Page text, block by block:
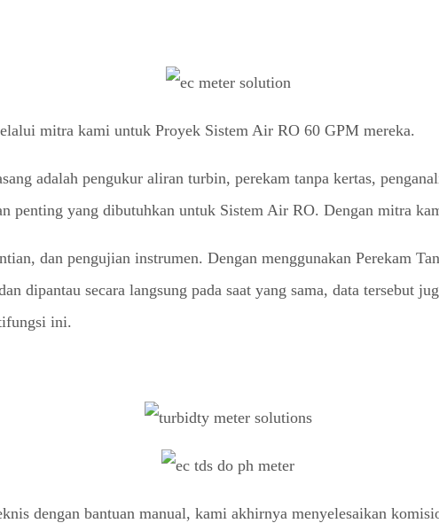
mitra kami untuk Proyek Sistem Air RO 60 GPM mereka.
adalah pengukur aliran turbin, perekam tanpa kertas,
penting yang dibutuhkan untuk Sistem Air RO. Dengan mitra
dan pengujian instrumen. Dengan menggunakan Perekam
dipantau secara langsung pada saat yang sama, data tersebut
ini.
dengan bantuan manual, kami akhirnya menyelesaikan